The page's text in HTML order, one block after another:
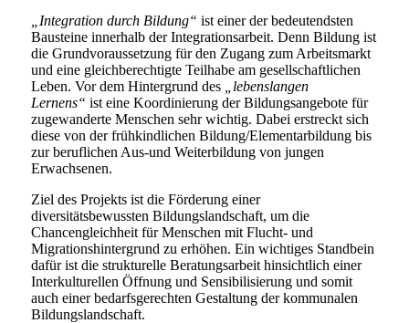
„Integration durch Bildung“ ist einer der bedeutendsten
Bausteine innerhalb der Integrationsarbeit. Denn Bildung ist
die Grundvoraussetzung für den Zugang zum Arbeitsmarkt
und eine gleichberechtigte Teilhabe am gesellschaftlichen
Leben. Vor dem Hintergrund des
„lebenslangen
Lernens“ ist eine Koordinierung der Bildungsangebote für
zugewanderte Menschen sehr wichtig. Dabei erstreckt sich
diese von der frühkindlichen Bildung/Elementarbildung bis
zur beruflichen Aus-und Weiterbildung von jungen
Erwachsenen.
Ziel des Projekts ist die Förderung einer
diversitätsbewussten Bildungslandschaft, um die
Chancengleichheit für Menschen mit Flucht- und
Migrationshintergrund zu erhöhen. Ein wichtiges Standbein
dafür ist die strukturelle Beratungsarbeit hinsichtlich einer
Interkulturellen Öffnung und Sensibilisierung und somit
auch einer bedarfsgerechten Gestaltung der kommunalen
Bildungslandschaft.